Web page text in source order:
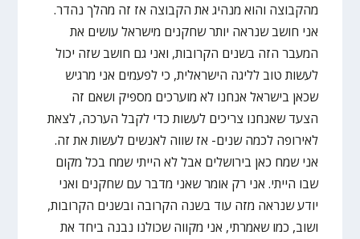
מהקבוצה והוא מנהיג את הקבוצה אז זה מהלך נהדר.
אני חושב שנראה יותר שחקנים מישראל עושים את
המעבר הזה בשנים הקרובות, ואני גם חושב שזה יכול
לעשות טוב לליגה הישראלית, כי לפעמים אני מרגיש
שכאן בישראל אנחנו לא מוערכים מספיק ושאם זה
הצעד שאנחנו צריכים לעשות כדי לקבל הערכה, לצאת
לאירופה לכמה שנים- אז שווה לאנשים לעשות את זה.
אני שמח כאן בירושלים אבל לא הייתי שמח בכל מקום
שבו הייתי. אני רק אומר שאני מדבר עם שחקנים ואני
יודע שנראה מזה עוד בשנה הקרובה ובשנים הקרובות,
ושוב, כמו שאמרתי, אני מקווה שכולנו נבנה ביחד את